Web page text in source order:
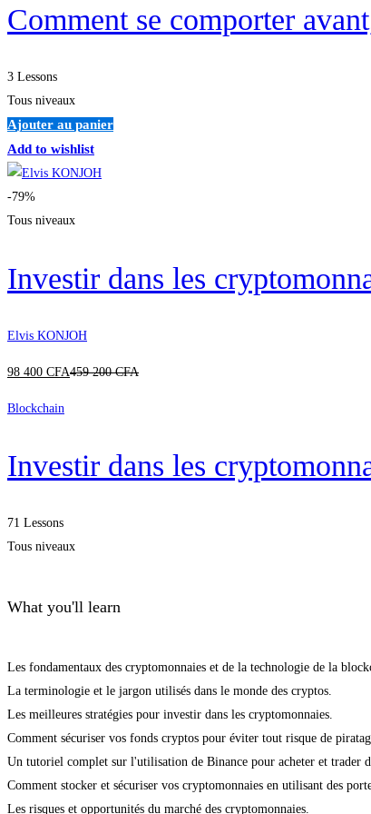
Comment se comporter
3 Lessons
Tous niveaux
Ajouter au panier
Add to wishlist
-79%
Tous niveaux
Investir dans les
Elvis KONJOH
98 400 CFA459 200CFA
Blockchain
Investir dans les
71 Lessons
Tous niveaux
What you'll learn
Les fondamentaux des cryptomonnaies et de la technologie de la
La terminologie et le jargon utilisés dans le monde des cryptos.
Les meilleures stratégies pour investir dans les cryptomonnaies.
Comment sécuriser vos fonds cryptos pour éviter tout risque de
Un tutoriel complet sur l'utilisation de Binance pour acheter et trader
Comment stocker et sécuriser vos cryptomonnaies en utilisant des
Les risques et opportunités du marché des cryptomonnaies.